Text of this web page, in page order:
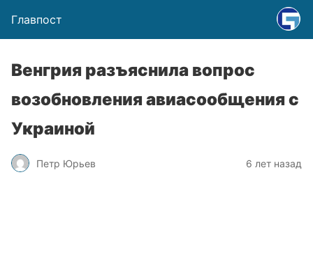
Главпост
Венгрия разъяснила вопрос
возобновления авиасообщения с
Украиной
Петр Юрьев 6 лет назад